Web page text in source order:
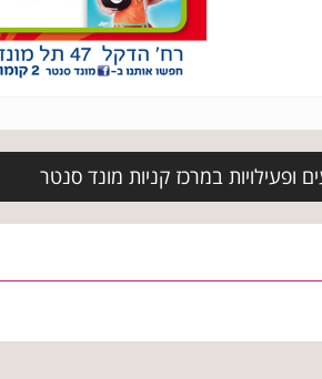
ופעילויות במרכז קניות מונד סנטר